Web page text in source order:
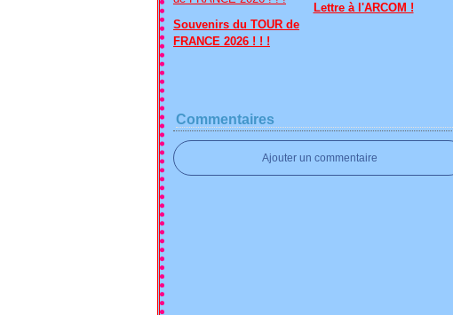
Souvenirs du TOUR de
FRANCE 2026 ! ! !
Lettre à l'ARCOM !
Commentaires
Ajouter un commentaire